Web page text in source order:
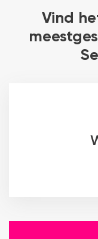
Vind